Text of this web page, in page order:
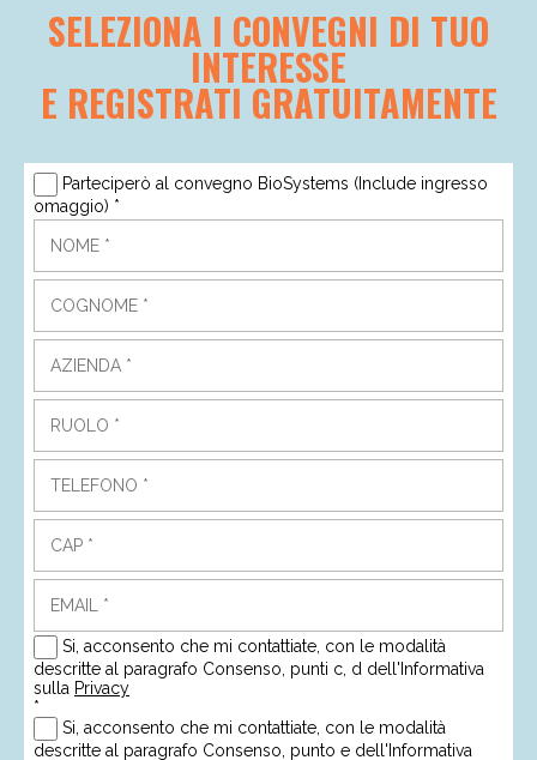
SELEZIONA I CONVEGNI DI TUO
INTERESSE
E REGISTRATI GRATUITAMENTE